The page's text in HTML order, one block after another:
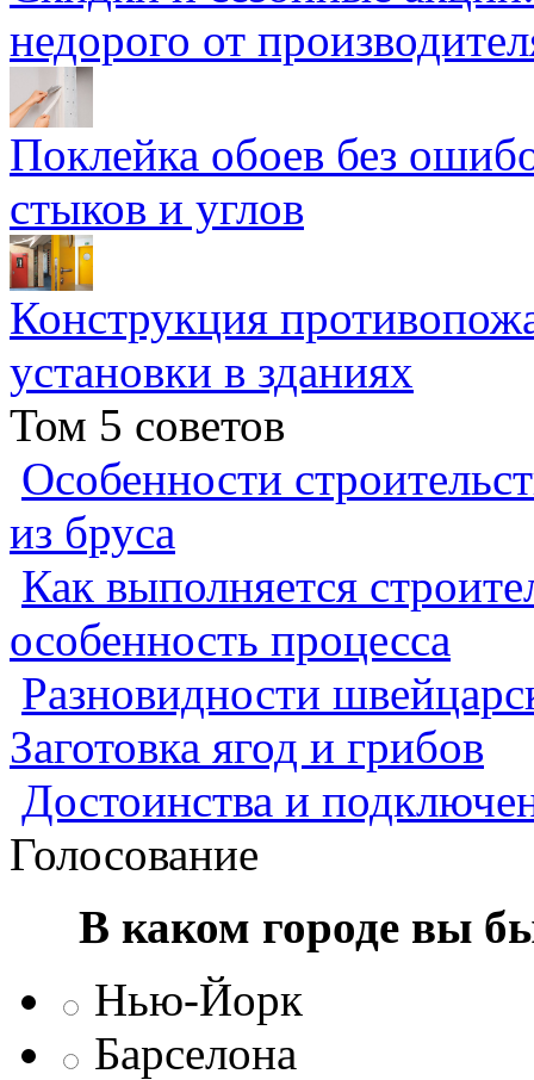
недорого от
Поклейка обоев без
стыков и углов
Конструкция
установки в зданиях
Том 5 советов
Особенности
из бруса
Как выполняется
особенность процесса
Разновидности
Заготовка ягод и грибов
Достоинства и
Голосование
В каком городе вы
Нью-Йорк
Барселона